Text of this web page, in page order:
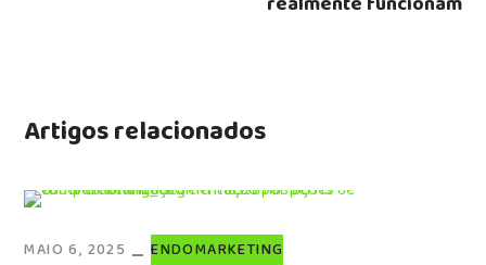
Artigos relacionados
MAIO 6, 2025 ENDOMARKETING